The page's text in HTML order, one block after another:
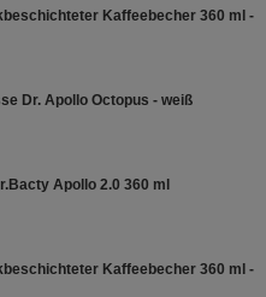
Kaffeebecher 360 ml -
Dr. Apollo Octopus - weiß
Apollo 2.0 360 ml
Kaffeebecher 360 ml -